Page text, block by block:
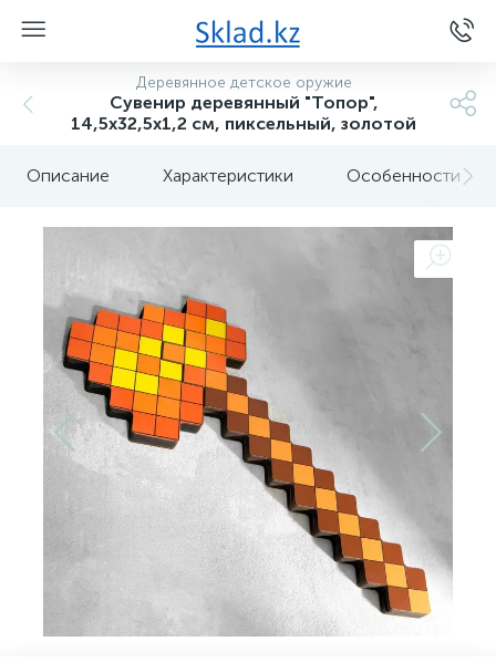
Деревянное детское оружие
Сувенир деревянный "Топор",
14,5х32,5х1,2 см, пиксельный, золотой
Описание Характеристики Особенности